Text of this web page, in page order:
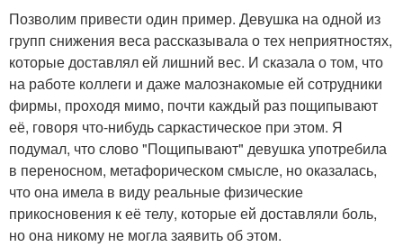
Позволим привести один пример. Девушка на одной из
групп снижения веса рассказывала о тех неприятностях,
которые доставлял ей лишний вес. И сказала о том, что
на работе коллеги и даже малознакомые ей сотрудники
фирмы, проходя мимо, почти каждый раз пощипывают
её, говоря что-нибудь саркастическое при этом. Я
подумал, что слово "Пощипывают" девушка употребила
в переносном, метафорическом смысле, но оказалась,
что она имела в виду реальные физические
прикосновения к её телу, которые ей доставляли боль,
но она никому не могла заявить об этом.